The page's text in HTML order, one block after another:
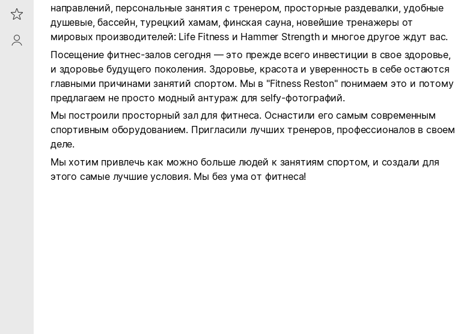
Reviews
ProfileSaby
направлений, персональные занятия с тренером, просторные раздевалки, удобные
душевые, бассейн, турецкий хамам, финская сауна, новейшие тренажеры от
мировых производителей: Life Fitness и Hammer Strength и многое другое ждут вас.
Посещение фитнес-залов сегодня — это прежде всего инвестиции в свое здоровье,
и здоровье будущего поколения. Здоровье, красота и уверенность в себе остаются
главными причинами занятий спортом. Мы в "Fitness Reston" понимаем это и потому
предлагаем не просто модный антураж для selfy-фотографий.
Мы построили просторный зал для фитнеса. Оснастили его самым современным
спортивным оборудованием. Пригласили лучших тренеров, профессионалов в своем
деле.
Мы хотим привлечь как можно больше людей к занятиям спортом, и создали для
этого самые лучшие условия. Мы без ума от фитнеса!